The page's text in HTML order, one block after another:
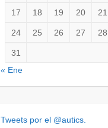
17 18 19 20 21
24 25 26 27 28
31
« Ene
Tweets por el @autics.